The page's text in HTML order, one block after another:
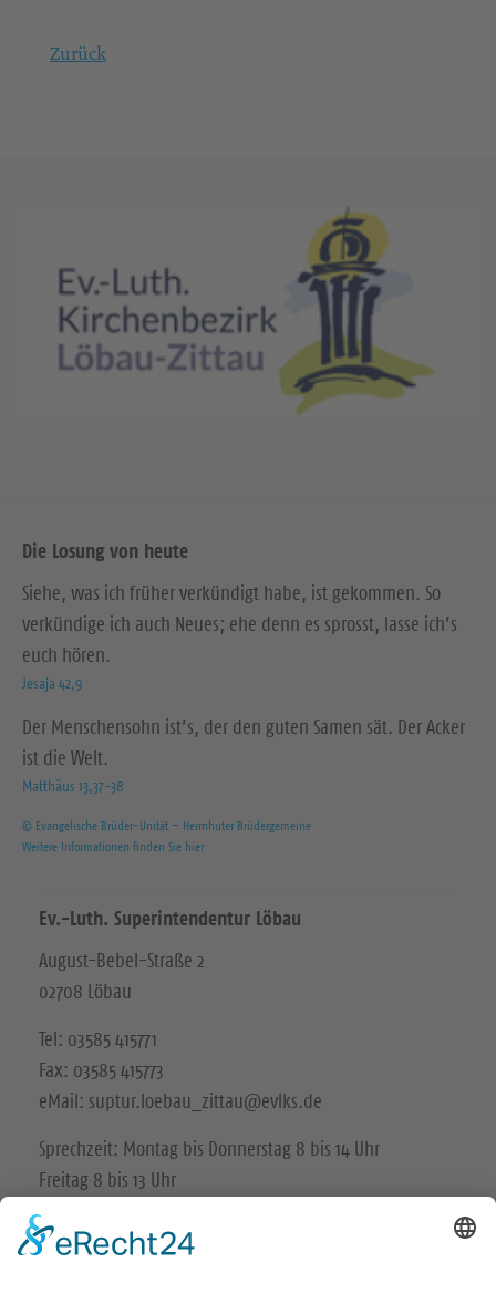
Zurück
Die Losung von heute
Siehe, was ich früher verkündigt habe, ist gekommen. So
verkündige ich auch Neues; ehe denn es sprosst, lasse ich’s
euch hören.
Jesaja 42,9
Der Menschensohn ist’s, der den guten Samen sät. Der Acker
ist die Welt.
Matthäus 13,37-38
© Evangelische Brüder-Unität – Herrnhuter Brüdergemeine
Weitere Informationen finden Sie hier
Ev.-Luth. Superintendentur Löbau
August-Bebel-Straße 2
02708 Löbau
Tel: 03585 415771
Fax: 03585 415773
eMail: suptur.loebau_zittau@evlks.de
Sprechzeit: Montag bis Donnerstag 8 bis 14 Uhr
Freitag 8 bis 13 Uhr